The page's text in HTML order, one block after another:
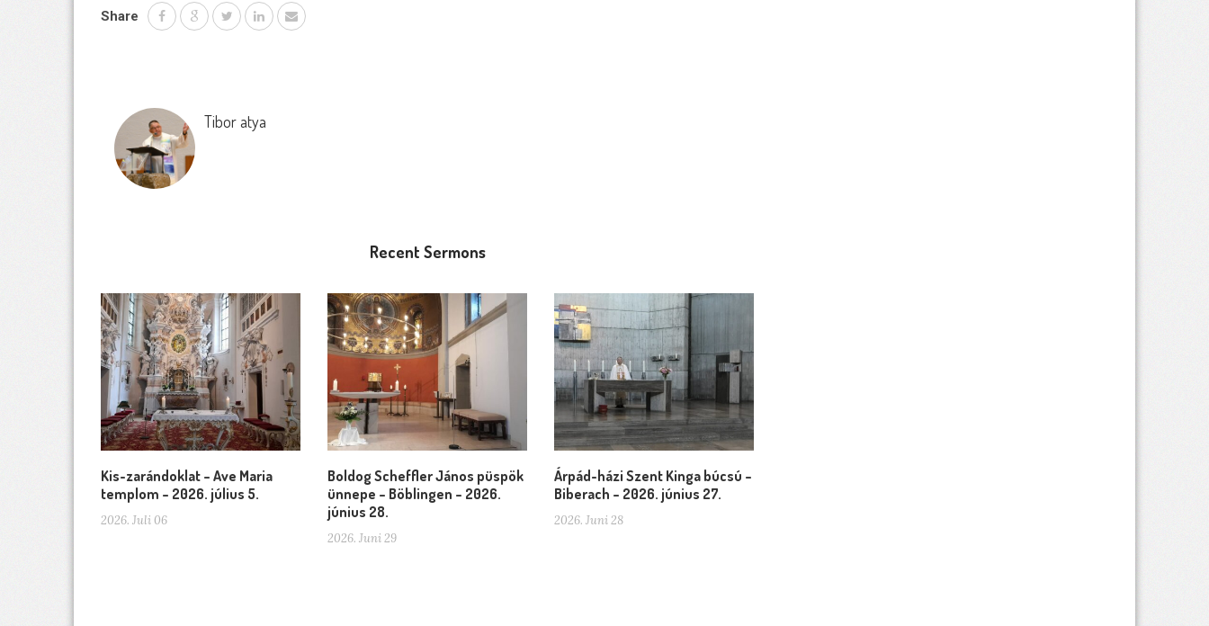
Share
Tibor atya
Recent Sermons
Kis-zarándoklat – Ave Maria
templom – 2026. július 5.
2026. Juli 06
Boldog Scheffler János püspök
ünnepe – Böblingen – 2026.
június 28.
2026. Juni 29
Árpád-házi Szent Kinga búcsú –
Biberach – 2026. június 27.
2026. Juni 28